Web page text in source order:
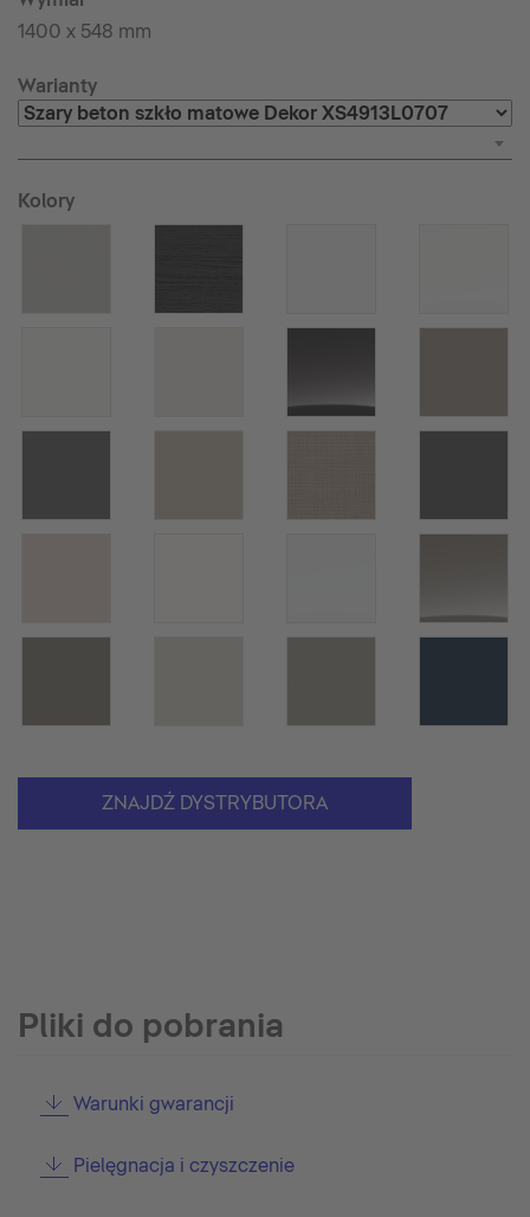
1400 x 548 mm
Warianty
Kolory
ZNAJDŹ DYSTRYBUTORA
Pliki do pobrania
Warunki gwarancji
Pielęgnacja i czyszczenie